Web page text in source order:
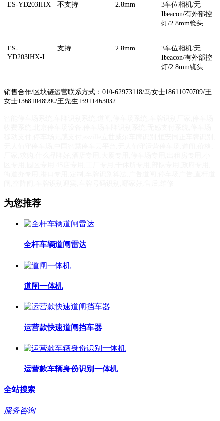
ES-YD203IHX 不支持 2.8mm
3车位相机/无
Ibeacon/有外部控
灯/2.8mm镜头
ES-
YD203IHX-I
支持 2.8mm
3车位相机/无
Ibeacon/有外部控
灯/2.8mm镜头
销售合作/区块链运营联系方式：010-62973118/马女士18611070709/王
女士13681048990/王先生13911463032
为您推荐
全杆车辆道闸雷达
道闸一体机
运营款快速道闸挡车器
运营款车辆身份识别一体机
全站搜索
服务咨询